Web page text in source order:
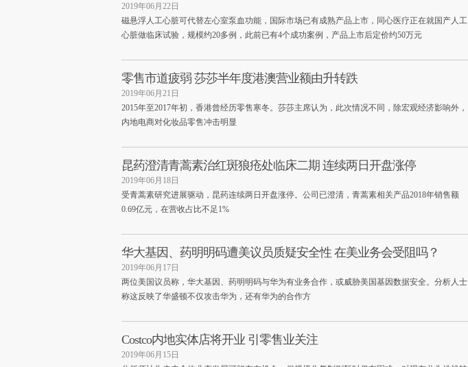
2019年06月22日
磁悬浮人工心脏可代替左心室泵血功能，国际市场已有成熟产品上市，同心医疗正在就国产人工
心脏做临床试验，规模约20多例，此前已有4个成功案例，产品上市后定价约50万元
零售市道疲弱 莎莎半年度港澳营业额由升转跌
2019年06月21日
2015年至2017年初，香港曾经历零售寒冬。莎莎主席认为，此次情况不同，除宏观经济影响外，
内地电商对化妆品零售冲击明显
昆药澄清青蒿素治红斑狼疮处临床二期 连续两日开盘涨停
2019年06月18日
受青蒿素研究进展驱动，昆药连续两日开盘涨停。公司已澄清，青蒿素相关产品2018年销售额
0.69亿元，在营收占比不足1%
华大基因、药明明码遭美议员质疑安全性 在美业务会受阻吗？
2019年06月17日
两位美国议员称，华大基因、药明明码与华为有业务合作，或威胁美国基因数据安全。分析人士
称这反映了华盛顿不仅攻击华为，还有华为的合作方
Costco内地实体店将开业 引零售业关注
2019年06月15日